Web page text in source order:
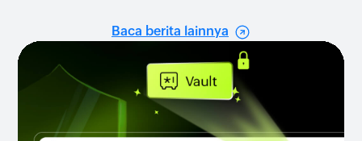
Baca berita lainnya